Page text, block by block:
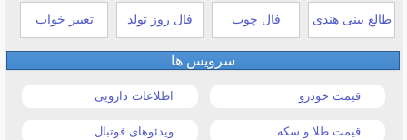
طالع بینی هندی فال چوب فال روز تولد تعبیر خواب
سرویس ها
قیمت خودرو اطلاعات دارویی
قیمت طلا و سکه ویدئوهای فوتبال